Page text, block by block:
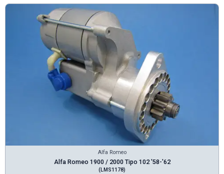
Alfa Romeo
Alfa Romeo 1900 / 2000 Tipo 102 '58-'62
(LMS1178)